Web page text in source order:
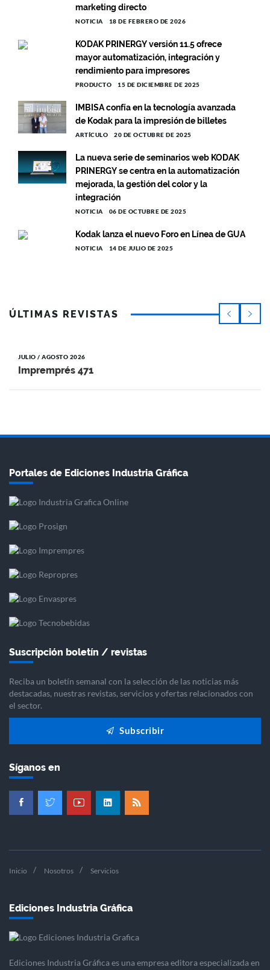
marketing directo
NOTICIA 18 DE FEBRERO DE 2026
KODAK PRINERGY versión 11.5 ofrece
mayor automatización, integración y
rendimiento para impresores
PRODUCTO 15 DE DICIEMBRE DE 2025
IMBISA confía en la tecnología avanzada
de Kodak para la impresión de billetes
ARTÍCULO 20 DE OCTUBRE DE 2025
La nueva serie de seminarios web KODAK
PRINERGY se centra en la automatización
mejorada, la gestión del color y la
integración
NOTICIA 06 DE OCTUBRE DE 2025
Kodak lanza el nuevo Foro en Línea de GUA
NOTICIA 14 DE JULIO DE 2025
ÚLTIMAS REVISTAS
JULIO / AGOSTO 2026
Impremprés 471
Portales de Ediciones Industria Gráfica
Suscripción boletín / revistas
Reciba un boletín semanal con la selección de las noticias más
destacadas, nuestras revistas, servicios y ofertas relacionados con
el sector.
Subscribir
Síganos en
Inicio Nosotros Servicios
Ediciones Industria Gráfica
Ediciones Industria Gráfica es una empresa editora especializada en